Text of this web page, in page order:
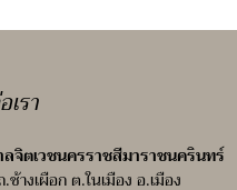
รา
ลจิตเวชนครราชสีมาราชนครินทร์
ช้างเผือก ต.ในเมือง อ.เมือง